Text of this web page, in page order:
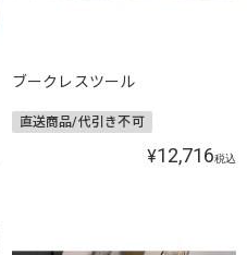
ブークレスツール
直送商品/代引き不可
¥12,716税込